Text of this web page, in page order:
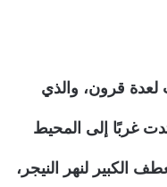
لعدة قرون، والذي
غربًا إلى المحيط
الكبير لنهر النيجر،